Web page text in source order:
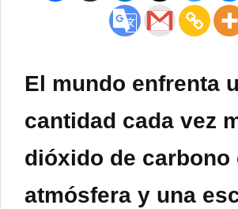
El mundo enfrenta
cantidad cada vez
dióxido de carbono
atmósfera y una